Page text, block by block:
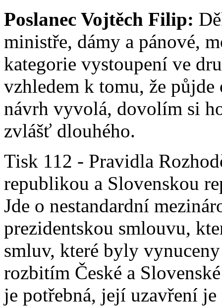
Poslanec Vojtěch Filip:
ministře, dámy a pánové,
kategorie vystoupení ve
vzhledem k tomu, že
návrh vyvolá, dovolím si
zvlášť dlouhého.
Tisk 112 - Pravidla
republikou a Slovenskou
Jde o nestandardní
prezidentskou smlouvu,
smluv, které byly
rozbitím České a
je potřebná, její uzavření